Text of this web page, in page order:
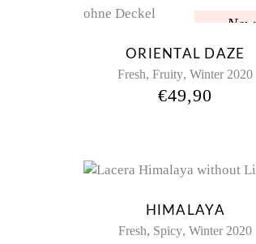
New
ORIENTAL DAZE
Fresh,Fruity,Winter 2020
€49,90
HIMALAYA
Fresh, Spicy,Winter 2020